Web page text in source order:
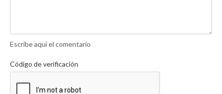
Escribe aquí el comentario
Código de verificación